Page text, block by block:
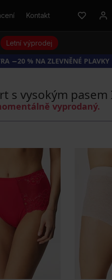
Kontakt
Letní výprodej
−20 % NA ZLEVNĚNÉ PLAVKY
s vysokým pasem
vyprodaný.